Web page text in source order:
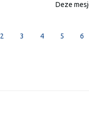
Deze
2 3 4 5 6